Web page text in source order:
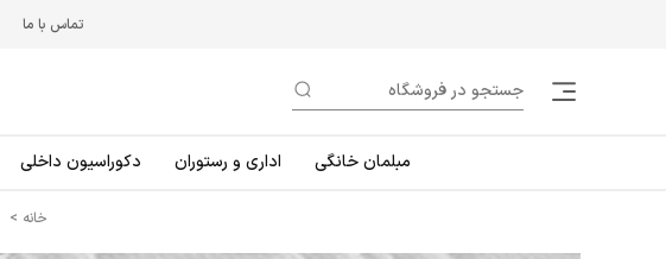
تماس با ما
مبلمان خانگی اداری و رستوران دکوراسیون داخلی
خانه >